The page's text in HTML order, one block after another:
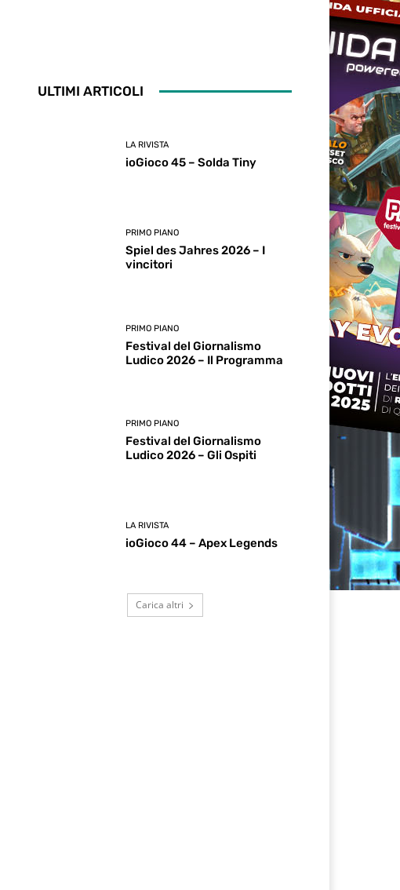
ULTIMI ARTICOLI
LA RIVISTA
ioGioco 45 – Solda Tiny
PRIMO PIANO
Spiel des Jahres 2026 – I
vincitori
PRIMO PIANO
Festival del Giornalismo
Ludico 2026 – Il Programma
PRIMO PIANO
Festival del Giornalismo
Ludico 2026 – Gli Ospiti
LA RIVISTA
ioGioco 44 – Apex Legends
Carica altri